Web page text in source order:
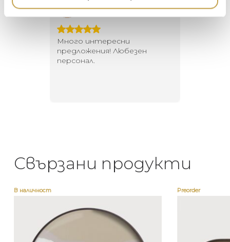
Георги Питов
Много интересни
предложения! Любезен
персонал.
Свързани продукти
В наличност Preorder
DUTCHBONE